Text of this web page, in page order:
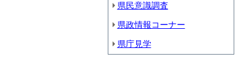
県民意識調査
県政情報コーナー
県庁見学